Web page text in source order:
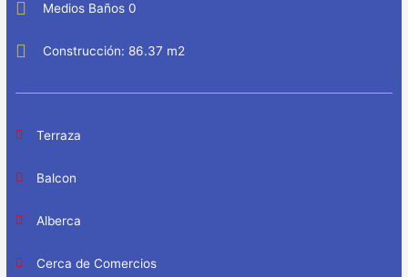
Medios Baños 0
Construcción: 86.37 m2
Terraza
Balcon
Alberca
Cerca de Comercios